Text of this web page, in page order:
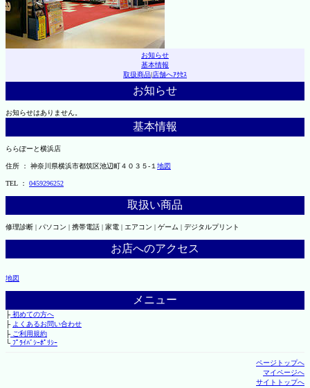
お知らせ
基本情報
取扱商品|店舗へｱｸｾｽ
お知らせ
お知らせはありません。
基本情報
ららぽーと横浜店
住所 ： 神奈川県横浜市都筑区池辺町４０３５-１ 地図
TEL ： 0459296252
取扱い商品
修理診断 | パソコン | 携帯電話 | 家電 | エアコン | ゲーム | デジタルプリント
お店へのアクセス
地図
メニュー
├初めての方へ
├ よくあるお問い合わせ
├ご利用規約
└ﾌﾟﾗｲﾊﾞｼｰﾎﾟﾘｼｰ
ページトップへ
マイページへ
サイトトップへ